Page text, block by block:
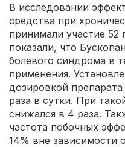
В исследовании
средства при
принимали участие 52
показали, что
болевого синдрома в
применения.
дозировкой препарата
раза в сутки. При
снижался в 4 раза.
частота побочных
14% вне зависимости